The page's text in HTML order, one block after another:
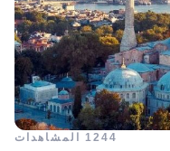
1244 المشاهدات